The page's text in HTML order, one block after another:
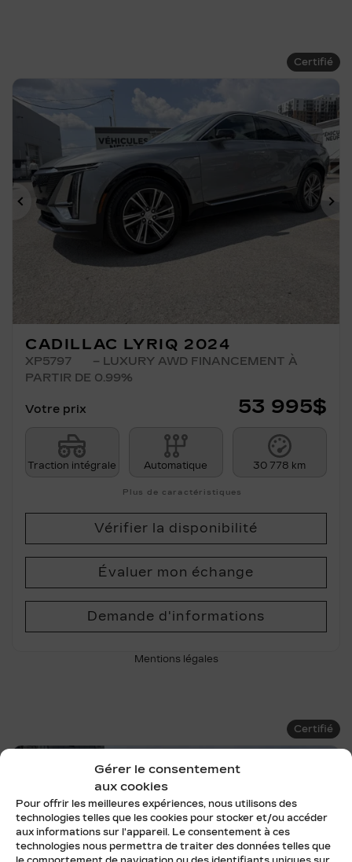
Gérer le consentement
aux cookies
Pour offrir les meilleures expériences, nous utilisons des
technologies telles que les cookies pour stocker et/ou accéder
aux informations sur l'appareil. Le consentement à ces
technologies nous permettra de traiter des données telles que
Certifié
Précédent
CADILLAC LYRIQ 2024
XP5797
– LUXURY AWD FINANCEMENT À
PARTIR DE 0.99%
Votre prix 53 995$
Traction intégrale Automatique 30 778 km
Plus de caractéristiques
Vérifier la disponibilité
Évaluer mon échange
Demande d'informations
Mentions légales
Certifié